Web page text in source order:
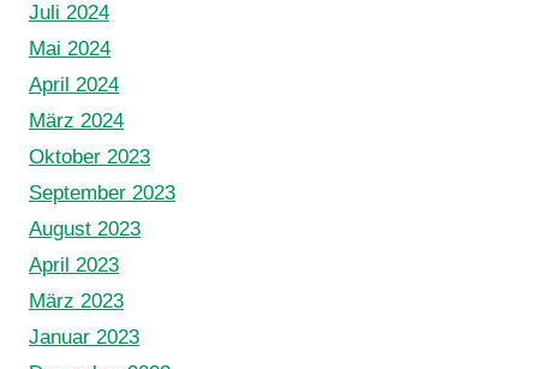
Juli 2024
Mai 2024
April 2024
März 2024
Oktober 2023
September 2023
August 2023
April 2023
März 2023
Januar 2023